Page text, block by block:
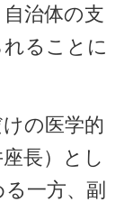
治体の支
ることに
の医学的
長）とし
一方、副